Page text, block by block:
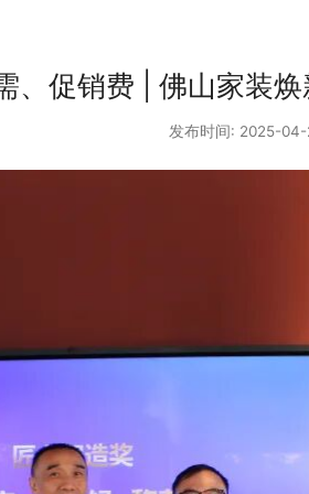
、促销费 | 佛山家装
发布时间: 2025-